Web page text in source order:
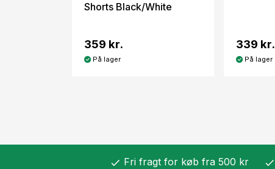
Shorts Black/White
359 kr.
På lager
339 kr.
På lager
check Fri fragt for køb fra 500 kr check